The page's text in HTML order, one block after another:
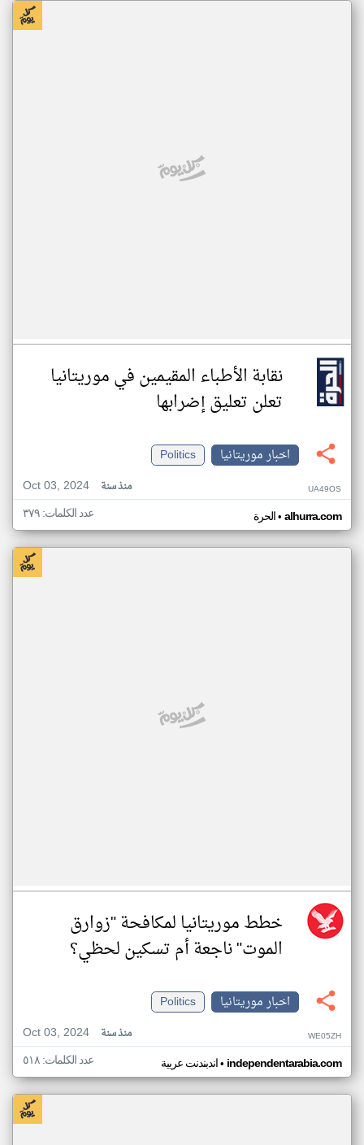
نقابة الأطباء المقيمين في موريتانيا
تعلن تعليق إضرابها
اخبار موريتانيا
Politics
Oct 03, 2024
منذ سنة UA49OS
الحرة• alhurra.com عدد الكلمات: ٣٧٩
خطط موريتانيا لمكافحة "زوارق
الموت" ناجعة أم تسكين لحظي؟
اخبار موريتانيا
Politics
Oct 03, 2024
منذ سنة WE05ZH
اندبندنت عربية• independentarabia.com عدد الكلمات: ٥١٨